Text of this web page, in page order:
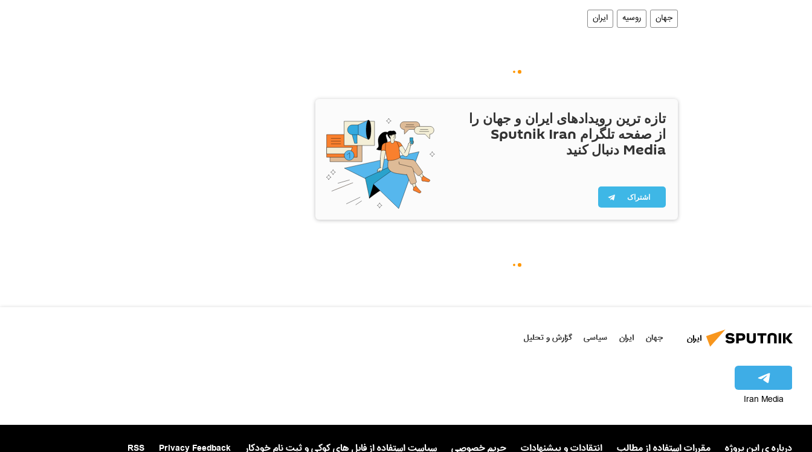
جهان روسیه ایران
تازه ترین رویدادهای ایران و جهان را
از صفحه تلگرام Sputnik Iran
Media دنبال کنید
اشتراک
ایران جهان ایران سیاسی گزارش و تحلیل
Iran Media
درباره ی این پروژه مقررات استفاده از مطالب انتقادات و پیشنهادات حریم خصوصی سیاست استفاده از فایل های کوکی و ثبت نام خودکار Privacy Feedback
RSS